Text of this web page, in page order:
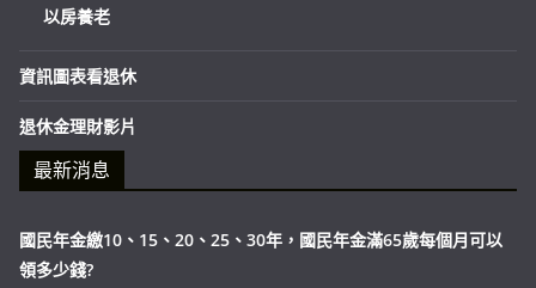
以房養老
資訊圖表看退休
退休金理財影片
最新消息
國民年金繳10、15、20、25、30年，國民年金滿65歲每個月可以
領多少錢?